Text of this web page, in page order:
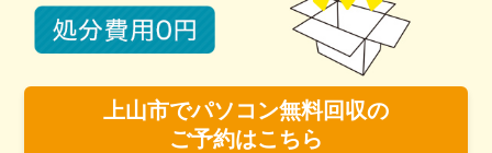
上山市でパソコン無料回収の
ご予約はこちら